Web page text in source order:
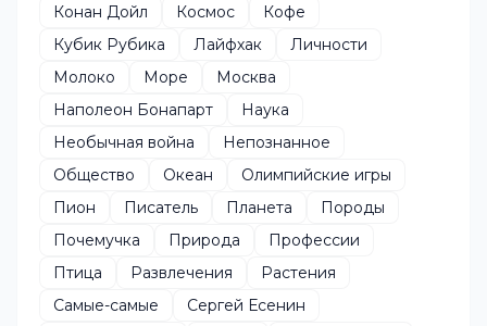
Конан Дойл
Космос
Кофе
Кубик Рубика
Лайфхак
Личности
Молоко
Море
Москва
Наполеон Бонапарт
Наука
Необычная война
Непознанное
Общество
Океан
Олимпийские игры
Пион
Писатель Планета
Породы
Почемучка
Природа
Профессии
Птица
Развлечения
Растения
Самые-самые
Сергей Есенин